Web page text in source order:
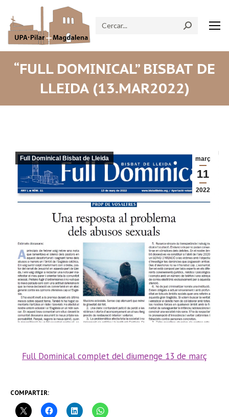
Search:
“FULL DOMINICAL” BISBAT DE
LLEIDA (13.MAR2022)
març
11
2022
Full Dominical Bisbat de Lleida
Full Dominical complet del diumenge 13 de març
COMPARTIR: